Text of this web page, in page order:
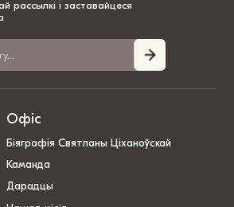
рассылкі і заставайцеся
Офіс
Біяграфія Святланы Ціханоўскай
Каманда
Дарадцы